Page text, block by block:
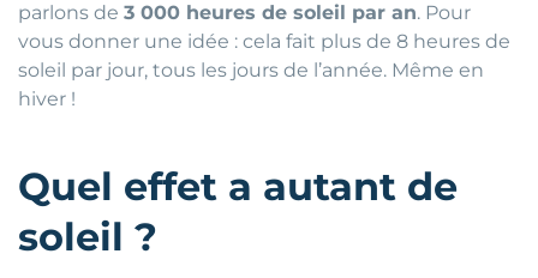
parlons de 3 000 heures de soleil par an. Pour
vous donner une idée : cela fait plus de 8 heures de
soleil par jour, tous les jours de l’année. Même en
hiver !
Quel effet a autant de
soleil ?